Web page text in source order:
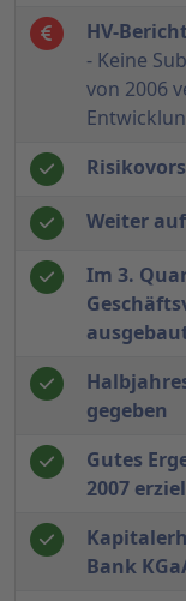
HV-
- Keine
von 2006
Weiter
Im 3.
gegeben
Gutes
2007
Bank